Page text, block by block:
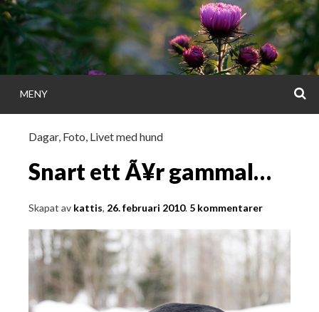
Gå
direkt
till
innehållet
MENY
Dagar, Foto, Livet med hund
Snart ett Ã¥r gammal…
Skapat av kattis, 26. februari 2010. 5 kommentarer